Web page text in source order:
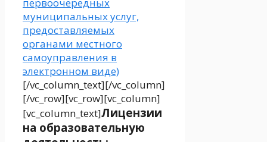
первоочередных
муниципальных услуг,
предоставляемых
органами местного
самоуправления в
электронном виде)
[/vc_column_text][/vc_column]
[/vc_row][vc_row][vc_column]
[vc_column_text]Лицензии
на образовательную